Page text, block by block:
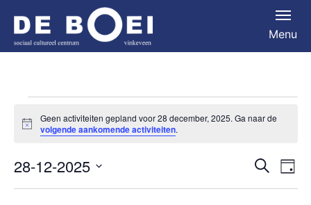
Menu
Activiteiten
in
28
december,
Bericht
Geen activiteiten gepland voor 28 december, 2025. Ga naar de
volgende aankomende activiteiten.
Zoeken
Dag
28-12-2025
Selecteer